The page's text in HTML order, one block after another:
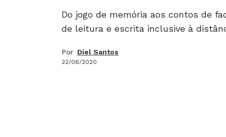
Do jogo de memória aos contos de
de leitura e escrita inclusive à
Por Diel Santos
22/06/2020